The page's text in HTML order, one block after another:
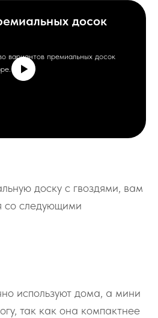
досок
вариантов премиальных досок
доску с гвоздями, вам
со следующими
используют дома, а мини
так как она компактнее